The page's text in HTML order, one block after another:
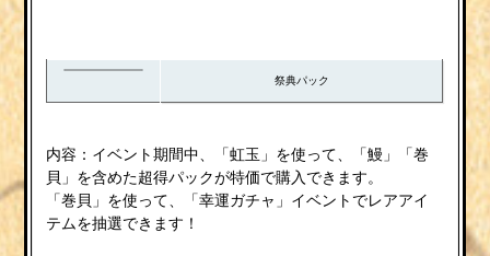
祭典パック
内容：イベント期間中、「虹玉」を使って、「鰻」「巻
貝」を含めた超得パックが特価で購入できます。
「巻貝」を使って、「幸運ガチャ」イベントでレアアイ
テムを抽選できます！